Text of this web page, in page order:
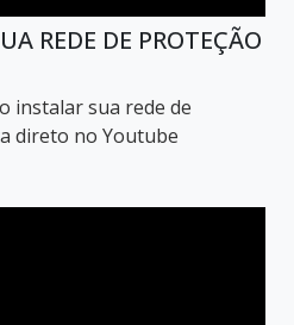
REDE DE PROTEÇÃO
instalar sua rede de
direto no Youtube